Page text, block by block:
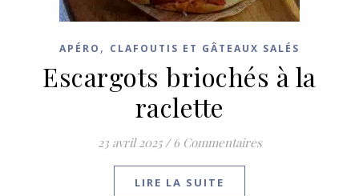
APÉRO , CLAFOUTIS ET GÂTEAUX SALÉS
Escargots briochés à la
raclette
23 avril 2025 / 6 Commentaires
LIRE LA SUITE